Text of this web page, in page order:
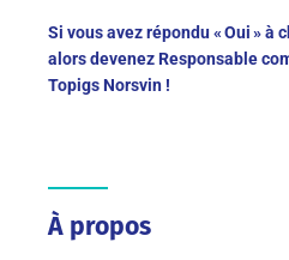
Si vous avez répondu « Oui » à
alors devenez Responsable
Topigs Norsvin !
À propos